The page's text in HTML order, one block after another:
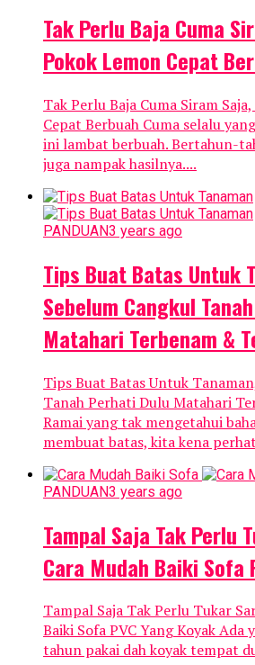
Tak Perlu Baja Cuma
Pokok Lemon Cepat
Tak Perlu Baja Cuma Siram
Cepat Berbuah Cuma selalu
ini lambat berbuah. Bertahun-
juga nampak hasilnya....
PANDUAN3 years ago
Tips Buat Batas Untuk
Sebelum Cangkul
Matahari Terbenam &
Tips Buat Batas Untuk
Tanah Perhati Dulu Matahari
Ramai yang tak mengetahui
membuat batas, kita kena
PANDUAN3 years ago
Tampal Saja Tak Perlu
Cara Mudah Baiki Sofa
Tampal Saja Tak Perlu Tukar
Baiki Sofa PVC Yang Koyak Ada
tahun pakai dah koyak tempat